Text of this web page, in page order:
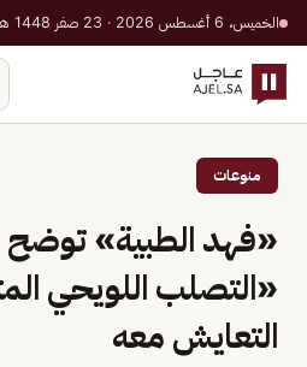
الخميس، 6 أغسطس 2026 · 23 صفر 1448 هـ
منوعات
«فهد الطبية»
«التصلب اللويحي
التعايش معه